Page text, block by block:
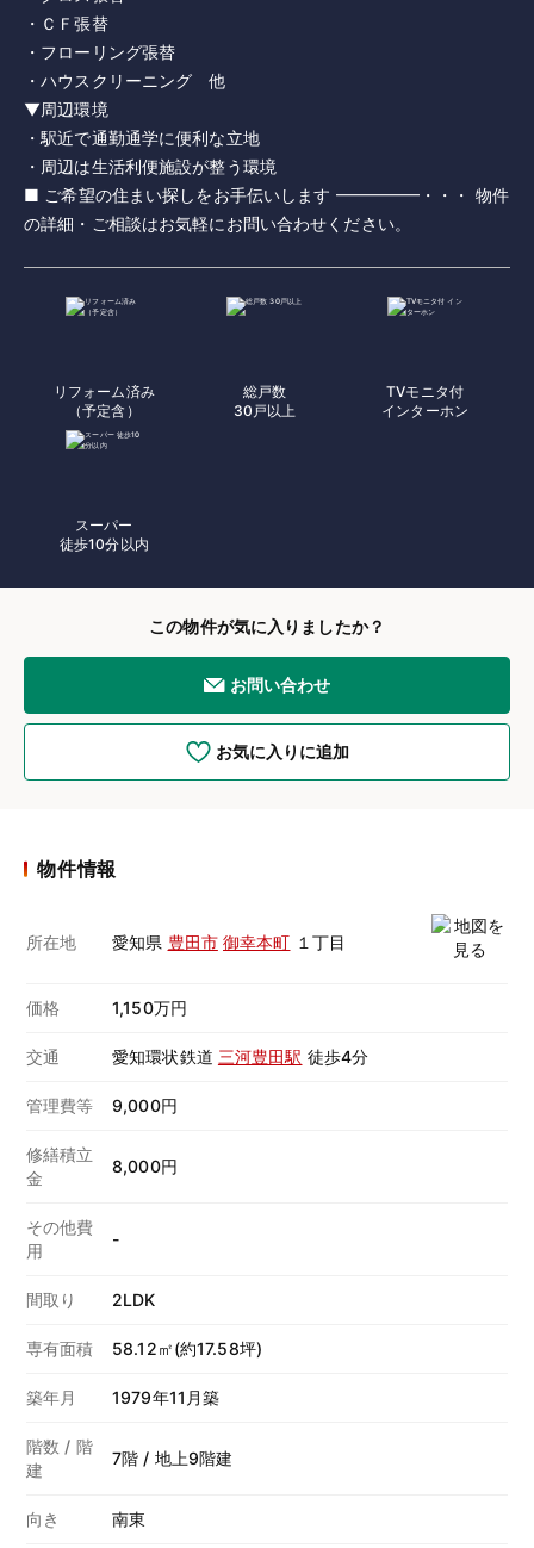
・ＣＦ張替
・フローリング張替
・ハウスクリーニング 他
▼周辺環境
・駅近で通勤通学に便利な立地
・周辺は生活利便施設が整う環境
■ ご希望の住まい探しをお手伝いします ━━━━━・・・ 物件
の詳細・ご相談はお気軽にお問い合わせください。
リフォーム済み
（予定含）
総戸数
30戸以上
TVモニタ付
インターホン
スーパー
徒歩10分以内
この物件が気に入りましたか？
お問い合わせ
お気に入りに追加
物件情報
所在地 愛知県 豊田市 御幸本町 １丁目
価格 1,150万円
交通 愛知環状鉄道 三河豊田駅 徒歩4分
管理費等 9,000円
修繕積立
金
8,000円
その他費
用
-
間取り 2LDK
専有面積 58.12㎡(約17.58坪)
築年月 1979年11月築
階数 / 階
建
7階 / 地上9階建
向き 南東